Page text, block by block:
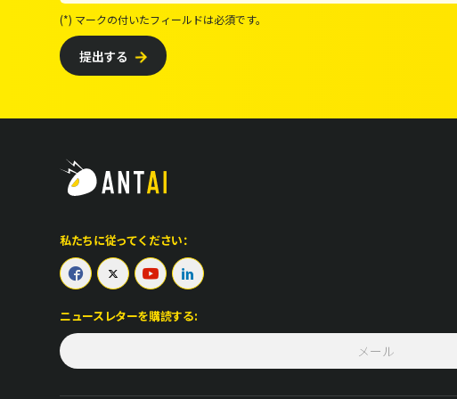
(*) マークの付いたフィールドは必須です。
提出する 
私たちに従ってください：
   
ニュースレターを購読する: